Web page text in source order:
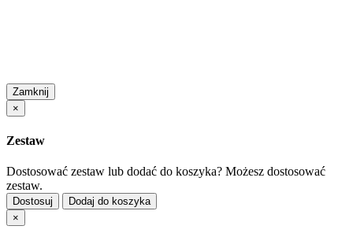
Zamknij
×
Zestaw
Dostosować zestaw lub dodać do koszyka? Możesz dostosować
zestaw.
Dostosuj
Dodaj do koszyka
×